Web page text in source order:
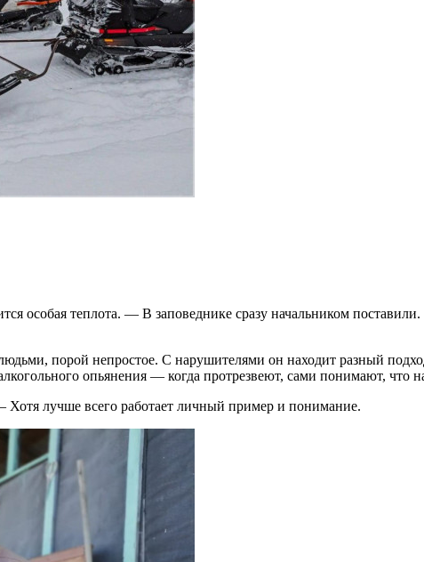
теплота. — В заповеднике сразу начальником
порой непростое. С нарушителями он находит разный
опьянения — когда протрезвеют, сами понимают, что
лучше всего работает личный пример и понимание.